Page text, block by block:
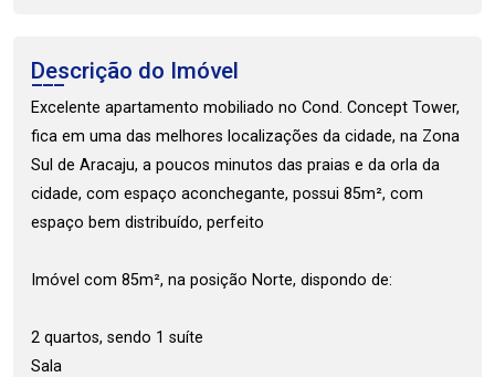
Descrição do Imóvel
Excelente apartamento mobiliado no Cond. Concept Tower,
fica em uma das melhores localizações da cidade, na Zona
Sul de Aracaju, a poucos minutos das praias e da orla da
cidade, com espaço aconchegante, possui 85m², com
espaço bem distribuído, perfeito
Imóvel com 85m², na posição Norte, dispondo de:
2 quartos, sendo 1 suíte
Sala